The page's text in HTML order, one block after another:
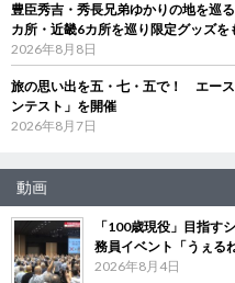
豊臣秀吉・秀長兄弟ゆかりの地を巡
カ所・近畿6カ所を巡り限定グッズを
2026年8月8日
旅の思い出を五・七・五で！ エー
ンテスト」を開催
2026年8月7日
動画
「100歳現役」目指
務員イベント「うぇる
2026年8月4日